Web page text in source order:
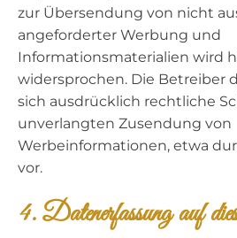
zur Übersendung von nicht
angeforderter Werbung und
Informationsmaterialien wird
widersprochen. Die Betreiber
sich ausdrücklich rechtliche
unverlangten Zusendung von
Werbeinformationen, etwa
vor.
4. Datenerfassung auf